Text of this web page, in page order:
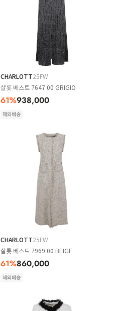
CHARLOTT25FW
샬롯 베스트 7647 00 GRIGIO
61%938,000
해외배송
CHARLOTT25FW
샬롯 베스트 7969 00 BEIGE
61%860,000
해외배송